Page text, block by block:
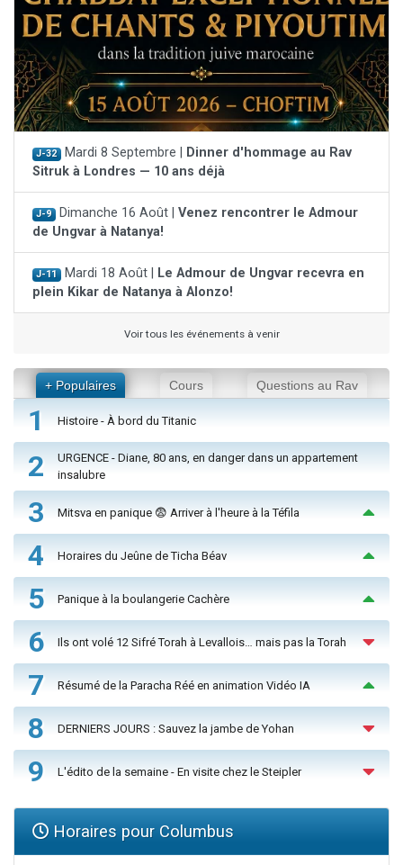
J-32 Mardi 8 Septembre | Dinner d'hommage au Rav
Sitruk à Londres — 10 ans déjà
J-9 Dimanche 16 Août | Venez rencontrer le Admour
de Ungvar à Natanya!
J-11 Mardi 18 Août | Le Admour de Ungvar recevra en
plein Kikar de Natanya à Alonzo!
Voir tous les événements à venir
+ Populaires Cours Questions au Rav
1 Histoire - À bord du Titanic
2
URGENCE - Diane, 80 ans, en danger dans un appartement
insalubre
3 Mitsva en panique 😨 Arriver à l'heure à la Téfila
4 Horaires du Jeûne de Ticha Béav
5 Panique à la boulangerie Cachère
6 Ils ont volé 12 Sifré Torah à Levallois… mais pas la Torah
7 Résumé de la Paracha Réé en animation Vidéo IA
8 DERNIERS JOURS : Sauvez la jambe de Yohan
9 L'édito de la semaine - En visite chez le Steipler
Horaires pour Columbus